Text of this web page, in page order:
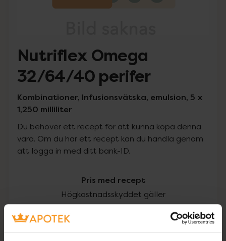
Nutriflex Omega
32/64/40 perifer
Kombinationer, Infusionsvätska, emulsion, 5 x
1,250 milliliter
Du behöver ett recept för att kunna köpa denna
vara. Om du har ett recept kan du handla genom
att logga in med ditt bank-ID.
Pris med recept
Högkostnadsskyddet gäller
1346,16 kr